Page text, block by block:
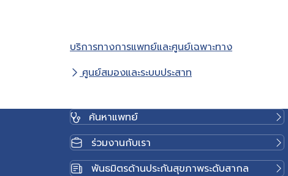
บริการทางการแพทย์และศูนย์เฉพาะทาง
ศูนย์สมองและระบบประสาท
ค้นหาแพทย์
ร่วมงานกับเรา
พันธมิตรด้านประกันสุขภาพระดับสากล